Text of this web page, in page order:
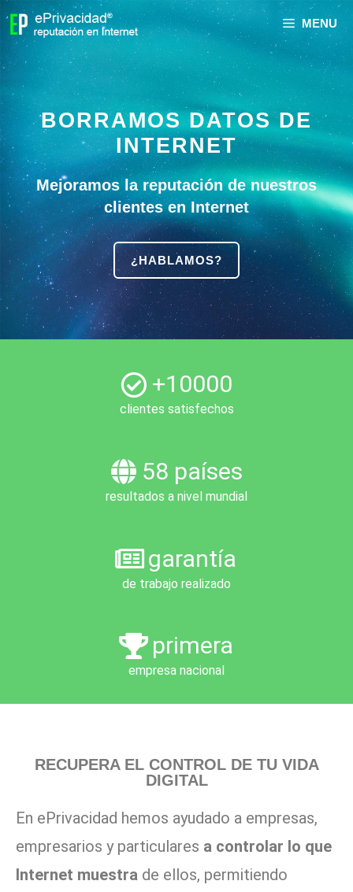
MENU
BORRAMOS DATOS DE
INTERNET
Mejoramos la reputación de nuestros
clientes en Internet
¿HABLAMOS?
+10000
clientes satisfechos
58 países
resultados a nivel mundial
garantía
de trabajo realizado
primera
empresa nacional
RECUPERA EL CONTROL DE TU VIDA
DIGITAL
En ePrivacidad hemos ayudado a empresas,
empresarios y particulares a controlar lo que
Internet muestra de ellos, permitiendo